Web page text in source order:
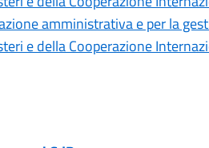
amministrativa e per la
e della Cooperazione